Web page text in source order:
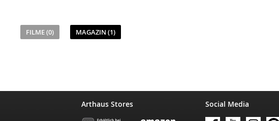
FILME (0) MAGAZIN (1)
Arthaus Stores Social Media